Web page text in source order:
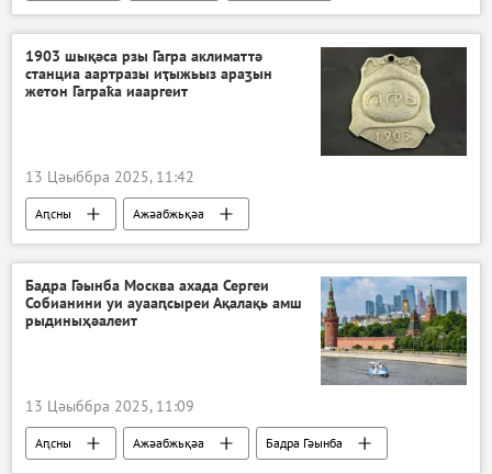
1903 шықәса рзы Гагра аклиматтә
станциа аартразы иҭыжьыз араӡын
жетон Гаграҟа иааргеит
13 Цәыббра 2025, 11:42
Аԥсны Ажәабжьқәа
Бадра Гәынба Москва ахада Сергеи
Собианини уи ауааԥсыреи Ақалақь амш
рыдиныҳәалеит
13 Цәыббра 2025, 11:09
Аԥсны Ажәабжьқәа Бадра Гәынба